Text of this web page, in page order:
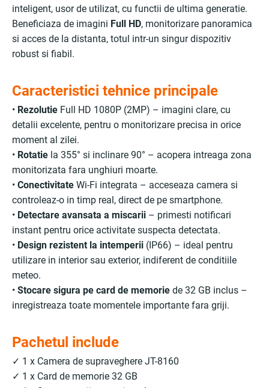
inteligent, usor de utilizat, cu functii de ultima generatie.
Beneficiaza de imagini Full HD, monitorizare panoramica
si acces de la distanta, totul intr-un singur dispozitiv
robust si fiabil.
Caracteristici tehnice principale
• Rezolutie Full HD 1080P (2MP) – imagini clare, cu
detalii excelente, pentru o monitorizare precisa in orice
moment al zilei.
• Rotatie la 355° si inclinare 90° – acopera intreaga zona
monitorizata fara unghiuri moarte.
• Conectivitate Wi-Fi integrata – acceseaza camera si
controleaz-o in timp real, direct de pe smartphone.
• Detectare avansata a miscarii – primesti notificari
instant pentru orice activitate suspecta detectata.
• Design rezistent la intemperii (IP66) – ideal pentru
utilizare in interior sau exterior, indiferent de conditiile
meteo.
• Stocare sigura pe card de memorie de 32 GB inclus –
inregistreaza toate momentele importante fara griji.
Pachetul include
✓ 1 x Camera de supraveghere JT-8160
✓ 1 x Card de memorie 32 GB